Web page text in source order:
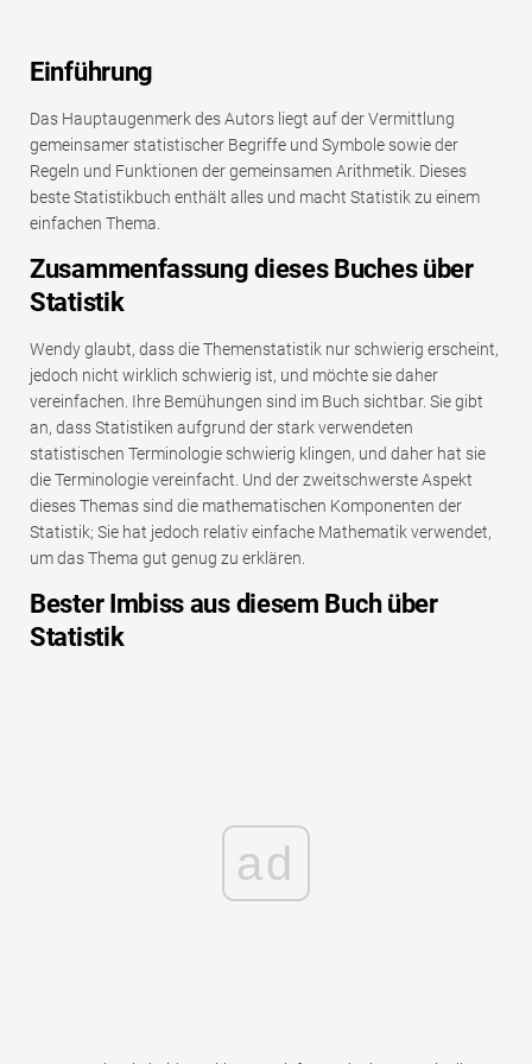
Einführung
Das Hauptaugenmerk des Autors liegt auf der Vermittlung
gemeinsamer statistischer Begriffe und Symbole sowie der
Regeln und Funktionen der gemeinsamen Arithmetik. Dieses
beste Statistikbuch enthält alles und macht Statistik zu einem
einfachen Thema.
Zusammenfassung dieses Buches über
Statistik
Wendy glaubt, dass die Themenstatistik nur schwierig erscheint,
jedoch nicht wirklich schwierig ist, und möchte sie daher
vereinfachen. Ihre Bemühungen sind im Buch sichtbar. Sie gibt
an, dass Statistiken aufgrund der stark verwendeten
statistischen Terminologie schwierig klingen, und daher hat sie
die Terminologie vereinfacht. Und der zweitschwerste Aspekt
dieses Themas sind die mathematischen Komponenten der
Statistik; Sie hat jedoch relativ einfache Mathematik verwendet,
um das Thema gut genug zu erklären.
Bester Imbiss aus diesem Buch über
Statistik
ad